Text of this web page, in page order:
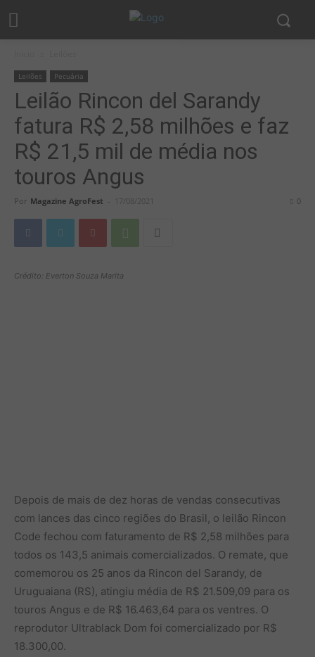
Leilões Pecuária
Leilão Rincon del Sarandy
fatura R$ 2,58 milhões e faz
R$ 21,5 mil de média nos
touros Angus
Por Magazine AgroFest - 17/08/2021 0
Crédito: Everton Souza Marita
Depois de mais de dez horas de vendas consecutivas
com lances das cinco regiões do Brasil, o leilão Rincon
Code fechou com faturamento de R$ 2,58 milhões para
todos os 143,5 animais comercializados. O remate, que
comemorou os 25 anos da Rincon del Sarandy, de
Uruguaiana (RS), atingiu média de R$ 21.509,09 para os
touros Angus e de R$ 16.463,64 para os ventres. O
reprodutor Ultrablack Dom foi comercializado por R$
18.300,00.